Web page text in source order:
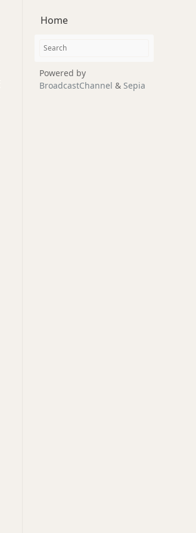
Home
Powered by
BroadcastChannel & Sepia